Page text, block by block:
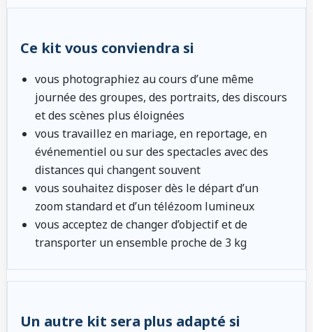
Ce kit vous conviendra si
vous photographiez au cours d’une même
journée des groupes, des portraits, des discours
et des scènes plus éloignées
vous travaillez en mariage, en reportage, en
événementiel ou sur des spectacles avec des
distances qui changent souvent
vous souhaitez disposer dès le départ d’un
zoom standard et d’un télézoom lumineux
vous acceptez de changer d’objectif et de
transporter un ensemble proche de 3 kg
Un autre kit sera plus adapté si